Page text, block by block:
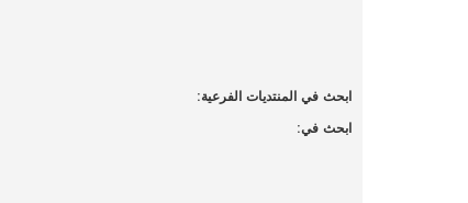
ابحث في المنتديات الفرعية:
ابحث في: